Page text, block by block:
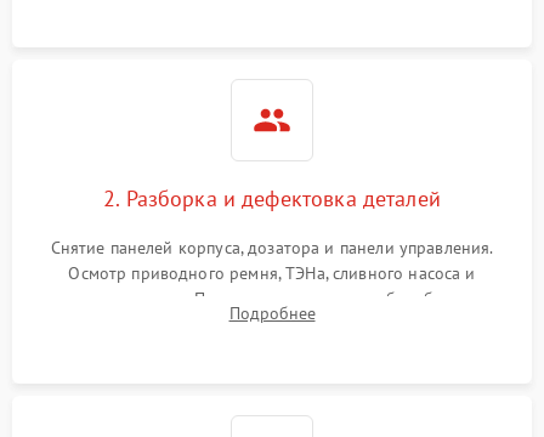
2. Разборка и дефектовка деталей
Снятие панелей корпуса, дозатора и панели управления.
Осмотр приводного ремня, ТЭНа, сливного насоса и
амортизаторов. Проверка подшипников барабана и
крестовины на износ, а манжеты люка на разрывы.
Подробнее